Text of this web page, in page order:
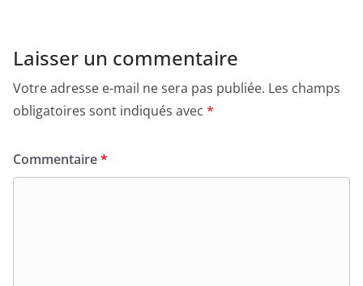
Laisser un commentaire
Votre adresse e-mail ne sera pas publiée. Les champs
obligatoires sont indiqués avec *
Commentaire*